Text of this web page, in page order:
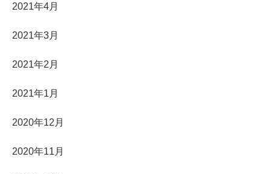
2021年4月
2021年3月
2021年2月
2021年1月
2020年12月
2020年11月